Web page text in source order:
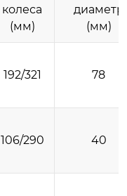
колеса
(мм)
диаметр
(мм)
192/321 78
106/290 40